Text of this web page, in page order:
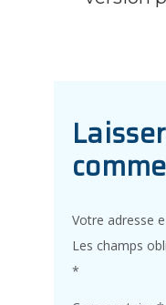
Votre adresse
Les champs
*